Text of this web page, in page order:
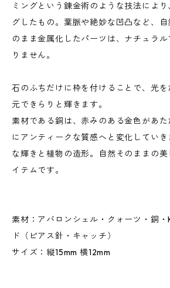
ミングという錬金術のような技法によ
グしたもの。葉脈や絶妙な凹凸など、
のまま金属化したパーツは、ナチュラ
りません。
石のふちだけに枠を付けることで、光
元できらりと輝きます。
素材である銅は、赤みのある金色があ
にアンティークな質感へと変化してい
な輝きと植物の造形。自然そのままの
イテムです。
素材：アバロンシェル・クォーツ・銅
ド（ピアス針・キャッチ）
サイズ：縦15mm 横12mm